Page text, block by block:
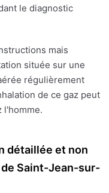
le diagnostic
mais
située sur une
régulièrement
de ce gaz peut
l'homme.
détaillée et non
Saint-Jean-sur-